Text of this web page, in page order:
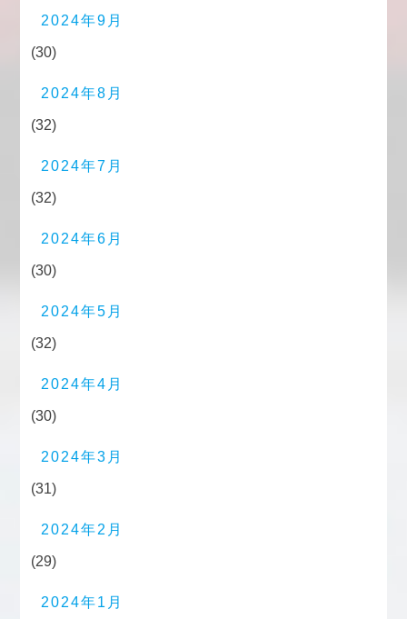
2024年9月
(30)
2024年8月
(32)
2024年7月
(32)
2024年6月
(30)
2024年5月
(32)
2024年4月
(30)
2024年3月
(31)
2024年2月
(29)
2024年1月